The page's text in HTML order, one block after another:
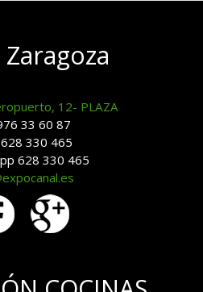
Zaragoza
12- PLAZA
33 60 87
330 465
628 330 465